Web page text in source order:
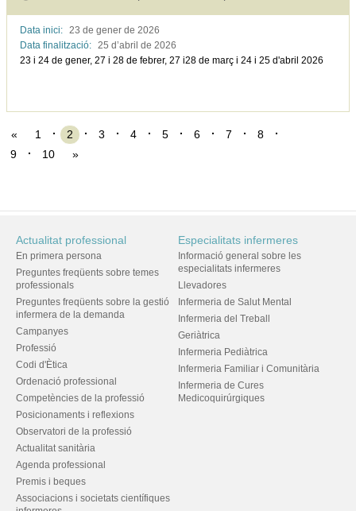
Data inici: 23 de gener de 2026
Data finalització: 25 d’abril de 2026
23 i 24 de gener, 27 i 28 de febrer, 27 i28 de març i 24 i 25 d'abril 2026
« 1 2 3 4 5 6 7
8
9
10 »
Actualitat professional
En primera persona
Preguntes freqüents sobre temes
professionals
Preguntes freqüents sobre la gestió
infermera de la demanda
Campanyes
Professió
Codi d'Ètica
Ordenació professional
Competències de la professió
Posicionaments i reflexions
Observatori de la professió
Actualitat sanitària
Agenda professional
Premis i beques
Associacions i societats científiques
Especialitats infermeres
Informació general sobre les
especialitats infermeres
Llevadores
Infermeria de Salut Mental
Infermeria del Treball
Geriàtrica
Infermeria Pediàtrica
Infermeria Familiar i Comunitària
Infermeria de Cures
Medicoquirúrgiques